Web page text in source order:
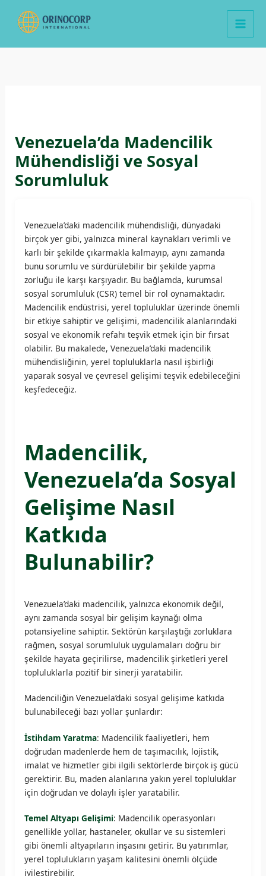
Venezuela’da Madencilik
Mühendisliği ve Sosyal
Sorumluluk
Venezuela’daki madencilik mühendisliği, dünyadaki
birçok yer gibi, yalnızca mineral kaynakları verimli ve
karlı bir şekilde çıkarmakla kalmayıp, aynı zamanda
bunu sorumlu ve sürdürülebilir bir şekilde yapma
zorluğu ile karşı karşıyadır. Bu bağlamda, kurumsal
sosyal sorumluluk (CSR) temel bir rol oynamaktadır.
Madencilik endüstrisi, yerel topluluklar üzerinde önemli
bir etkiye sahiptir ve gelişimi, madencilik alanlarındaki
sosyal ve ekonomik refahı teşvik etmek için bir fırsat
olabilir. Bu makalede, Venezuela’daki madencilik
mühendisliğinin, yerel topluluklarla nasıl işbirliği
yaparak sosyal ve çevresel gelişimi teşvik edebileceğini
keşfedeceğiz.
Madencilik,
Venezuela’da Sosyal
Gelişime Nasıl
Katkıda
Bulunabilir?
Venezuela’daki madencilik, yalnızca ekonomik değil,
aynı zamanda sosyal bir gelişim kaynağı olma
potansiyeline sahiptir. Sektörün karşılaştığı zorluklara
rağmen, sosyal sorumluluk uygulamaları doğru bir
şekilde hayata geçirilirse, madencilik şirketleri yerel
topluluklarla pozitif bir sinerji yaratabilir.
Madenciliğin Venezuela’daki sosyal gelişime katkıda
bulunabileceği bazı yollar şunlardır:
İstihdam Yaratma: Madencilik faaliyetleri, hem
doğrudan madenlerde hem de taşımacılık, lojistik,
imalat ve hizmetler gibi ilgili sektörlerde birçok iş gücü
gerektirir. Bu, maden alanlarına yakın yerel topluluklar
için doğrudan ve dolaylı işler yaratabilir.
Temel Altyapı Gelişimi: Madencilik operasyonları
genellikle yollar, hastaneler, okullar ve su sistemleri
gibi önemli altyapıların inşasını getirir. Bu yatırımlar,
yerel toplulukların yaşam kalitesini önemli ölçüde
iyileştirebilir.